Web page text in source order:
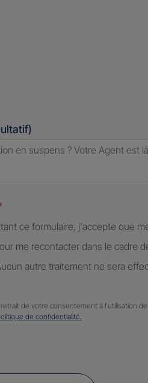
ce formulaire, j'accepte que
me recontacter dans le cadre
autre traitement ne sera
de votre consentement à l'utilisation
de confidentialité.